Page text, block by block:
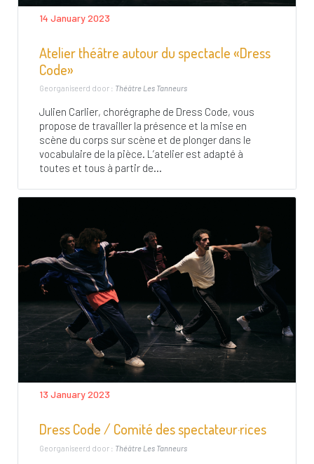
14 January 2023
Atelier théâtre autour du spectacle «Dress
Code»
Georganiseerd door : Théâtre Les Tanneurs
Julien Carlier, chorégraphe de Dress Code, vous
propose de travailler la présence et la mise en
scène du corps sur scène et de plonger dans le
vocabulaire de la pièce. L’atelier est adapté à
toutes et tous à partir de...
13 January 2023
Dress Code / Comité des spectateur·rices
Georganiseerd door : Théâtre Les Tanneurs